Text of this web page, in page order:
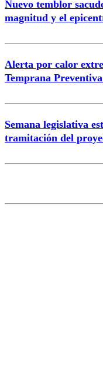
Nuevo temblor
magnitud y el
Alerta por calor
Temprana
Semana legislativa
tramitación del